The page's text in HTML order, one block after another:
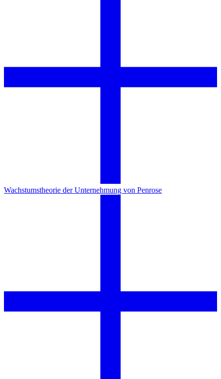
Wachstumstheorie der Unternehmung von Penrose